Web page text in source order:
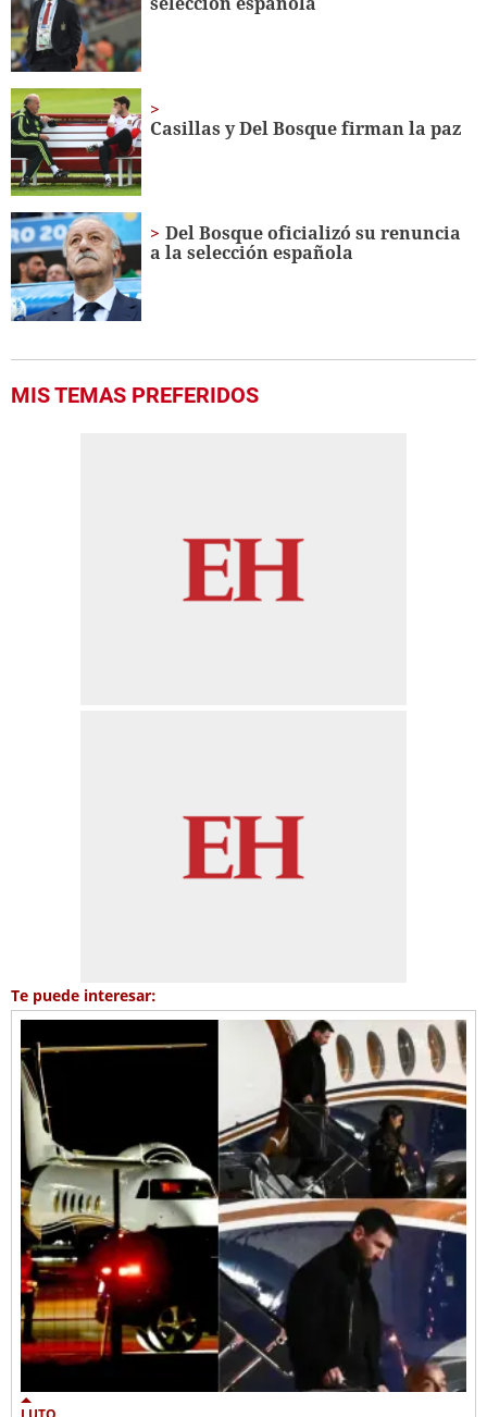
57
seconds
Casillas y Del Bosque firman la paz
Del Bosque oficializó su renuncia
a la selección española
MIS TEMAS PREFERIDOS
Te puede interesar: